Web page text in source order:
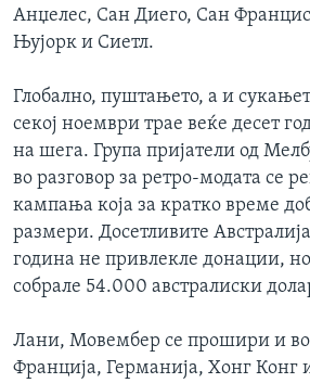
Анџелес, Сан Диего, Сан
Њујорк и Сиетл.
Глобално, пуштањето, а и
секој ноември трае веќе десет
на шега. Група пријатели од
во разговор за ретро-модата се
кампања која за кратко време
размери. Досетливите
година не привлекле донации, но
собрале 54.000 австралиски
Лани, Мовембер се прошири и во
Франција, Германија, Хонг Конг